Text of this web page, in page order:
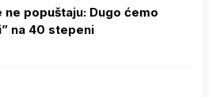
ne popuštaju: Dugo ćemo
na 40 stepeni